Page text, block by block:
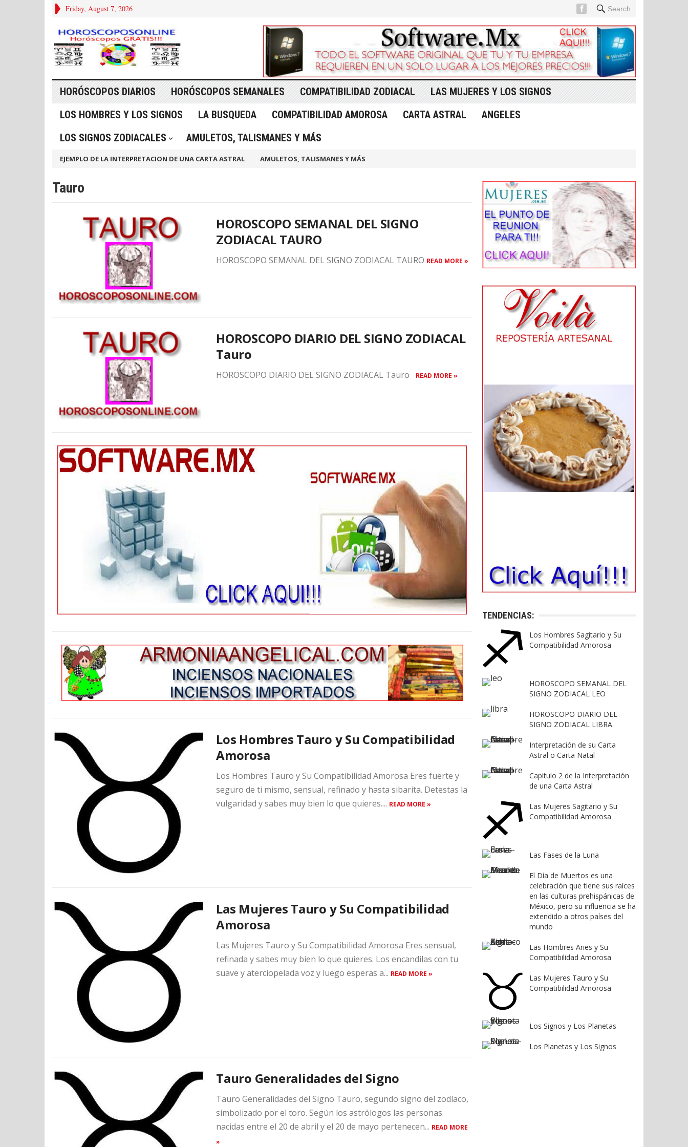
Friday, August 7, 2026 Search
HORÓSCOPOS DIARIOS HORÓSCOPOS SEMANALES COMPATIBILIDAD ZODIACAL
LAS MUJERES Y LOS SIGNOS
LOS HOMBRES Y LOS SIGNOS
LA BUSQUEDA COMPATIBILIDAD AMOROSA CARTA ASTRAL
ANGELES
LOS SIGNOS ZODIACALES
AMULETOS, TALISMANES Y MÁS
EJEMPLO DE LA INTERPRETACION DE UNA CARTA ASTRAL AMULETOS, TALISMANES Y MÁS
Tauro
HOROSCOPO SEMANAL DEL SIGNO
ZODIACAL TAURO
HOROSCOPO SEMANAL DEL SIGNO ZODIACAL TAURO READ MORE »
HOROSCOPO DIARIO DEL SIGNO ZODIACAL
Tauro
HOROSCOPO DIARIO DEL SIGNO ZODIACAL Tauro READ MORE »
Los Hombres Tauro y Su Compatibilidad
Amorosa
Los Hombres Tauro y Su Compatibilidad Amorosa Eres fuerte y
seguro de ti mismo, sensual, refinado y hasta sibarita. Detestas la
vulgaridad y sabes muy bien lo que quieres.... READ MORE »
Las Mujeres Tauro y Su Compatibilidad
Amorosa
Las Mujeres Tauro y Su Compatibilidad Amorosa Eres sensual,
refinada y sabes muy bien lo que quieres. Los encandilas con tu
suave y aterciopelada voz y luego esperas a... READ MORE »
Tauro Generalidades del Signo
Tauro Generalidades del Signo Tauro, segundo signo del zodíaco,
simbolizado por el toro. Según los astrólogos las personas
nacidas entre el 20 de abril y el 20 de mayo pertenecen... READ MORE
»
TENDENCIAS:
Los Hombres Sagitario y Su
Compatibilidad Amorosa
HOROSCOPO SEMANAL DEL
SIGNO ZODIACAL LEO
HOROSCOPO DIARIO DEL
SIGNO ZODIACAL LIBRA
Interpretación de su Carta
Astral o Carta Natal
Capitulo 2 de la Interpretación
de una Carta Astral
Las Mujeres Sagitario y Su
Compatibilidad Amorosa
Las Fases de la Luna
El Día de Muertos es una
celebración que tiene sus raíces
en las culturas prehispánicas de
México, pero su influencia se ha
extendido a otros países del
mundo
Las Hombres Aries y Su
Compatibilidad Amorosa
Las Mujeres Tauro y Su
Compatibilidad Amorosa
Los Signos y Los Planetas
Los Planetas y Los Signos